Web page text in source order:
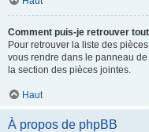
Comment puis-je retrouver
Pour retrouver la liste des
vous rendre dans le panneau
la section des pièces jointes.
Haut
À propos de phpBB